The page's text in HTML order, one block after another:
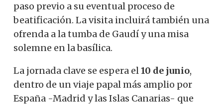
paso previo a su eventual proceso de
beatificación. La visita incluirá también una
ofrenda a la tumba de Gaudí y una misa
solemne en la basílica.
La jornada clave se espera el10 de junio,
dentro de un viaje papal más amplio por
España -Madrid y las Islas Canarias- que